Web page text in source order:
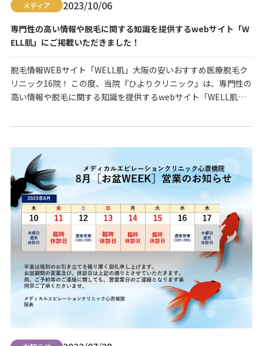
メディア 2023/10/06
専門性の高い情報や脱毛に関する知識を提供するwebサイト「W
ELL肌」にご掲載いただきました！
脱毛情報WEBサイト「WELL肌」大阪の安いおすすめ医療脱毛ク
リニック16院！ この度、当院『ひよりクリニック』は、専門性の
高い情報や脱毛に関する知識を提供するwebサイト「WELL肌」
け安いのはどこ？」のコーナーでご紹介いただきました。 サイト
持ちの方」に寄り添った、脱毛に関する…